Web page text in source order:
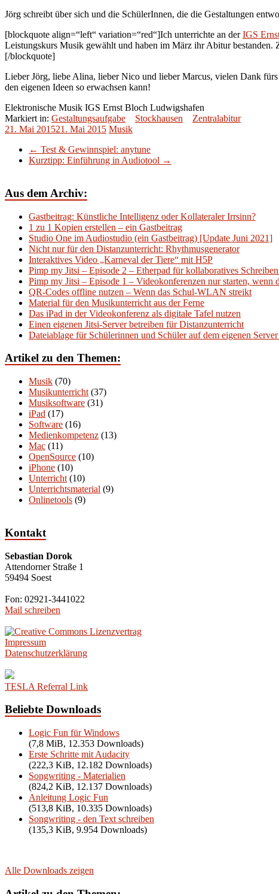
Jörg schreibt über sich und die SchülerInnen, die die Gestaltungen
[blockquote align=“left“ variation=“red“]Ich unterrichte an derIGS
Leistungskurs Musik gewählt und haben im März ihr Abitur
[/blockquote]
Lieber Jörg, liebe Alina, lieber Nico und lieber Marcus, vielen Dank
den eigenen Ideen so erwachsen kann!
Elektronische Musik IGS Ernst Bloch Ludwigshafen
Markiert in: Gestaltungsaufgabe Stockhausen
Zentralabitur
21. Mai 201521. Mai 2015 Musik
← Test & Gewinnspiel: anytune
Kurztipp: Einführung in Audiotool →
Aus dem Archiv:
Gastbeitrag: Künstliche Intelligenz oder Kollateraler Irrsinn?
1 zu 1 Kopien erstellen – ein Gastbeitrag
Studio One im Audiostudio (ein Gastbeitrag) [Update Juni 2021]
Nicht nur für den Distanzunterricht: Rhythmusgenerator
Interaktives Video „Karneval der Tiere“ mit H5P
Pimp my Jitsi – Episode 2 – Etherpad für kollaboratives
Pimp my Jitsi – Episode 1 – Videokonferenzen nur starten, wenn
QR-Codes offline nutzen – Wenn das Schul-WLAN streikt
Material für den Musikunterricht aus der Ferne
Das iPad in der Videokonferenz als digitale Tafel nutzen
Einen eigenen Jitsi-Server betreiben für Distanzunterricht
Dateiablage für Schülerinnen und Schüler auf dem eigenen
Artikel zu den Themen:
Musik (70)
Musikunterricht (37)
Musiksoftware (31)
iPad (17)
Software (16)
Medienkompetenz (13)
Mac (11)
OpenSource (10)
iPhone (10)
Unterricht (10)
Unterrichtsmaterial (9)
Onlinetools (9)
Kontakt
Sebastian Dorok
Attendorner Straße 1
59494 Soest
Fon: 02921-3441022
Mail schreiben
Impressum
Datenschutzerklärung
TESLA Referral Link
Beliebte Downloads
Logic Fun für Windows
(7,8 MiB, 12.353 Downloads)
Erste Schritte mit Audacity
(222,3 KiB, 12.182 Downloads)
Songwriting - Materialien
(824,2 KiB, 12.137 Downloads)
Anleitung Logic Fun
(513,8 KiB, 10.335 Downloads)
Songwriting - den Text schreiben
(135,3 KiB, 9.954 Downloads)
Alle Downloads zeigen